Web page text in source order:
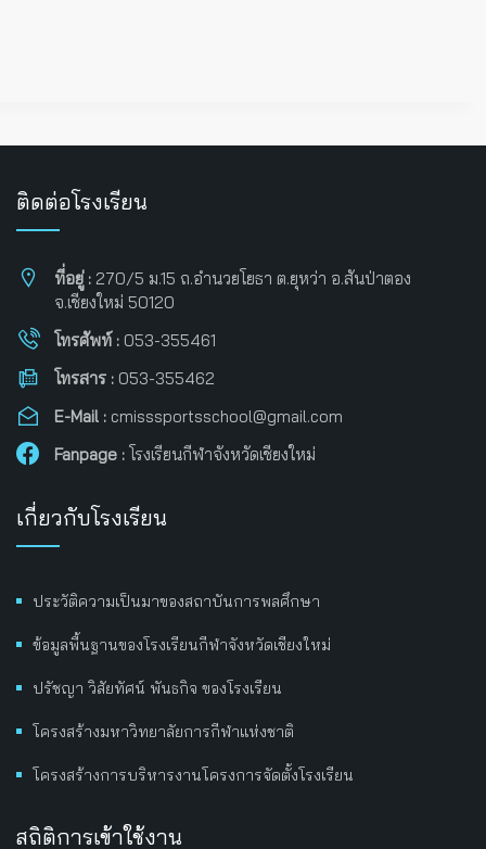
ติดต่อโรงเรียน
ที่อยู่ : 270/5 ม.15 ถ.อำนวยโยธา ต.ยุหว่า อ.สันป่าตอง
จ.เชียงใหม่ 50120
โทรศัพท์ : 053-355461
โทรสาร : 053-355462
E-Mail : cmisssportsschool@gmail.com
Fanpage : โรงเรียนกีฬาจังหวัดเชียงใหม่
เกี่ยวกับโรงเรียน
ประวัติความเป็นมาของสถาบันการพลศึกษา
ข้อมูลพื้นฐานของโรงเรียนกีฬาจังหวัดเชียงใหม่
ปรัชญา วิสัยทัศน์ พันธกิจ ของโรงเรียน
โครงสร้างมหาวิทยาลัยการกีฬาแห่งชาติ
โครงสร้างการบริหารงานโครงการจัดตั้งโรงเรียน
สถิติการเข้าใช้งาน